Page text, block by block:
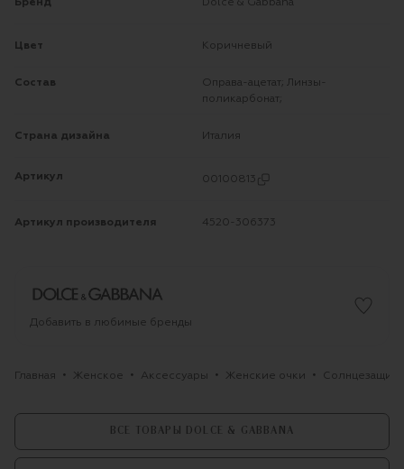
Бренд Dolce & Gabbana
Цвет Коричневый
Состав
Оправа-ацетат; Линзы-
поликарбонат;
Страна дизайна Италия
Артикул 00100813
Артикул производителя 4520-306373
Добавить в любимые бренды
Главная Женское Аксессуары Женские очки
ВСЕ ТОВАРЫ DOLCE & GABBANA